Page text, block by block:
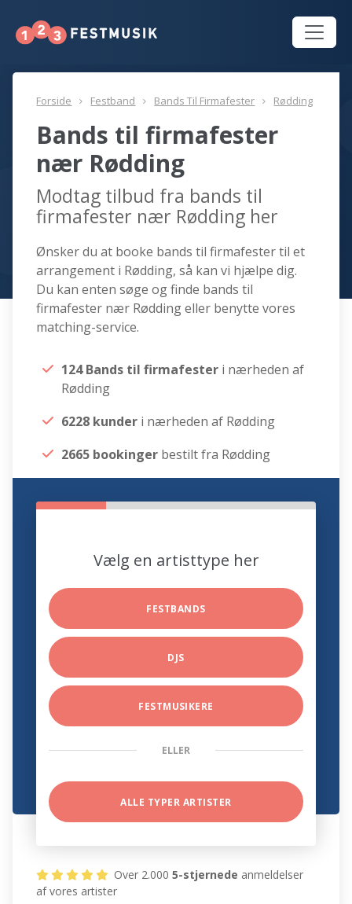
Forside Festband Bands Til Firmafester Rødding
Bands til firmafester
nær Rødding
Modtag tilbud fra bands til
firmafester nær Rødding her
Ønsker du at booke bands til firmafester til et
arrangement i Rødding, så kan vi hjælpe dig.
Du kan enten søge og finde bands til
firmafester nær Rødding eller benytte vores
matching-service.
124 Bands til firmafester i nærheden af
Rødding
6228 kunder i nærheden af Rødding
2665 bookinger bestilt fra Rødding
Vælg en artisttype her
FESTBANDS
DJS
FESTMUSIKERE
ELLER
ALLE TYPER ARTISTER
Over 2.0005-stjernede anmeldelser
af vores artister